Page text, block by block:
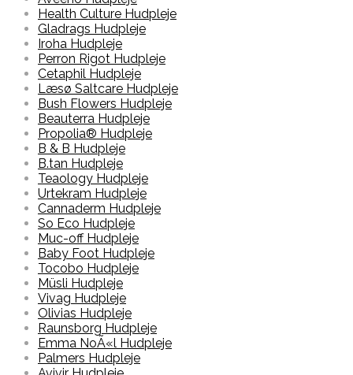
Health Culture Hudpleje
Gladrags Hudpleje
Iroha Hudpleje
Perron Rigot Hudpleje
Cetaphil Hudpleje
Læsø Saltcare Hudpleje
Bush Flowers Hudpleje
Beauterra Hudpleje
Propolia® Hudpleje
B & B Hudpleje
B.tan Hudpleje
Teaology Hudpleje
Urtekram Hudpleje
Cannaderm Hudpleje
So Eco Hudpleje
Muc-off Hudpleje
Baby Foot Hudpleje
Tocobo Hudpleje
Müsli Hudpleje
Vivag Hudpleje
Olivias Hudpleje
Raunsborg Hudpleje
Emma NoÃ«l Hudpleje
Palmers Hudpleje